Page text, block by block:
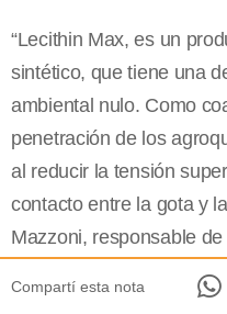
“Lecithin Max, es un
sintético, que tiene una
ambiental nulo. Como
penetración de los
al reducir la tensión
contacto entre la gota y
Mazzoni, responsable
Compartí esta nota